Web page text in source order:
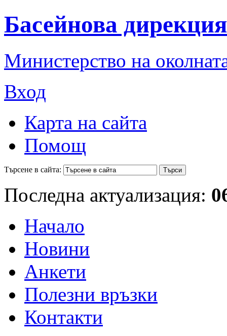
Басейнова
Министерство на
Вход
Карта на сайта
Помощ
Търсене в сайта:
Последна актуализация:
Начало
Новини
Анкети
Полезни връзки
Контакти